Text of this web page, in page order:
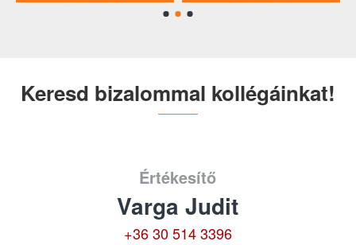
Keresd bizalommal kollégáinkat!
Értékesítő
Varga Judit
+36 30 514 3396